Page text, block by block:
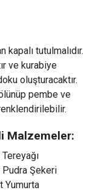
kapalı tutulmalıdır.
ve kurabiye
oluşturacaktır.
pembe ve
Malzemeler:
Pudra Şekeri
Yumurta